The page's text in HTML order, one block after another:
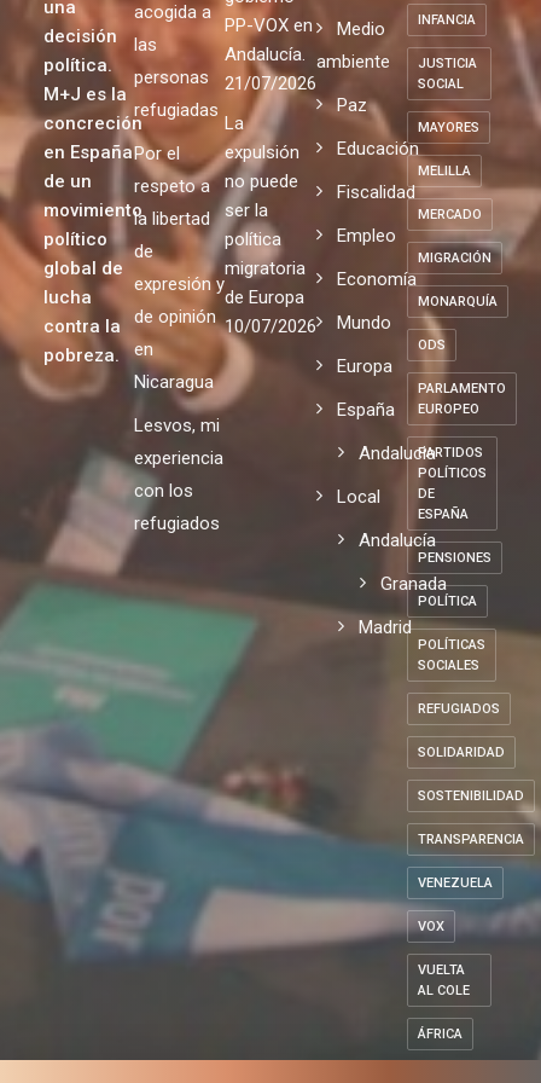
una
decisión
política.
M+J es la
concreción
en España
de un
movimiento
político
global de
lucha
contra la
pobreza.
acogida a
las
personas
refugiadas
Por el
respeto a
la libertad
de
expresión y
de opinión
en
Nicaragua
Lesvos, mi
experiencia
con los
refugiados
PP-VOX en
Andalucía.
21/07/2026
La
expulsión
no puede
ser la
política
migratoria
de Europa
10/07/2026
Medio
ambiente
Paz
Educación
Fiscalidad
Empleo
Economía
Mundo
Europa
España
Andalucia
Local
Andalucía
Granada
Madrid
INFANCIA
JUSTICIA
SOCIAL
MAYORES
MELILLA
MERCADO
MIGRACIÓN
MONARQUÍA
ODS
PARLAMENTO
EUROPEO
PARTIDOS
POLÍTICOS
DE
ESPAÑA
PENSIONES
POLÍTICA
POLÍTICAS
SOCIALES
REFUGIADOS
SOLIDARIDAD
SOSTENIBILIDAD
TRANSPARENCIA
VENEZUELA
VOX
VUELTA
AL COLE
ÁFRICA